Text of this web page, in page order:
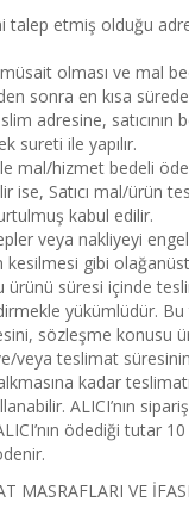
talep etmiş olduğu
olması ve mal
sonra en kısa sürede
adresine, satıcının
sureti ile yapılır.
mal/hizmet bedeli
ise, Satıcı mal/ürün
kabul edilir.
veya nakliyeyi
kesilmesi gibi
ürünü süresi içinde
yükümlüdür.
sözleşme konusu
veya teslimat
kadar
ALICI’nın
ödediği tutar
MASRAFLARI VE